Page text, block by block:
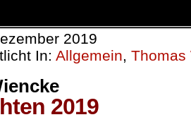
2019
In: Allgemein, Thomas
2019